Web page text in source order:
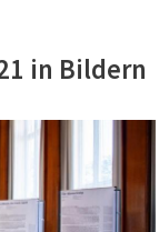
in Bildern